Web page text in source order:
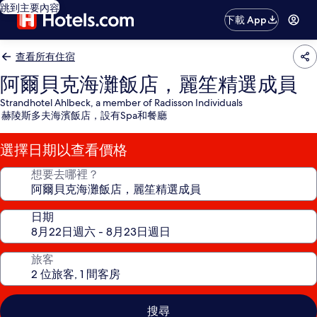
跳到主要內容
下載 App
查看所有住宿
阿爾貝克海灘飯店，麗笙精選成員
Strandhotel Ahlbeck, a member of Radisson Individuals
赫陵斯多夫海濱飯店，設有Spa和餐廳
選擇日期以查看價格
想要去哪裡？
日期
旅客
搜尋